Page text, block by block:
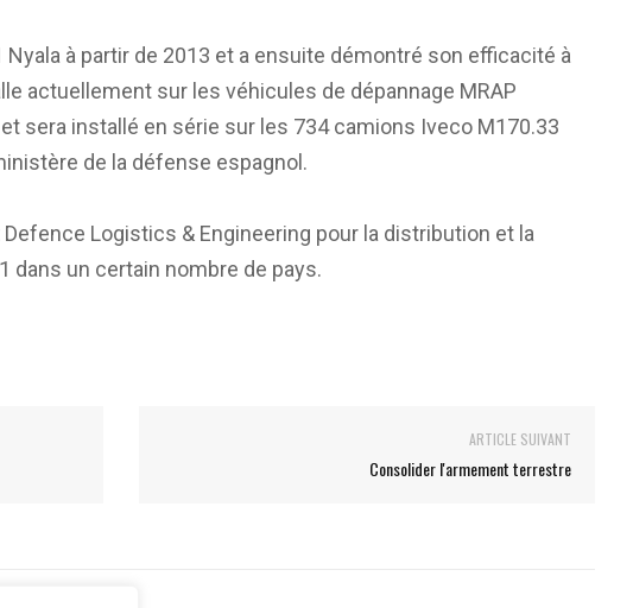
à partir de 2013 et a ensuite démontré son efficacité à
actuellement sur les véhicules de dépannage MRAP
sera installé en série sur les 734 camions Iveco M170.33
de la défense espagnol.
Logistics & Engineering pour la distribution et la
dans un certain nombre de pays.
ARTICLE SUIVANT
Consolider l'armement terrestre